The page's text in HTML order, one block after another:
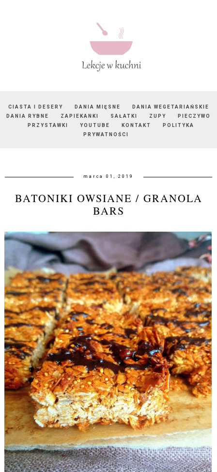
CIASTA I DESERY DANIA MIĘSNE
DANIA WEGETARIAŃSKIE
DANIA RYBNE
ZAPIEKANKI SAŁATKI ZUPY
PIECZYWO
PRZYSTAWKI
YOUTUBE KONTAKT
POLITYKA
PRYWATNOŚCI
marca 01, 2019
BATONIKI OWSIANE / GRANOLA
BARS